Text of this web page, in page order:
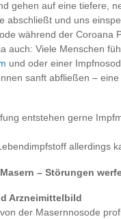
gehen auf eine tiefere,
abschließt und uns
während der Coroana
auch: Viele Menschen
und oder einer
sanft abfließen –
entstehen gerne
allerdings
– Störungen
Arzneimittelbild
der Masernnosode